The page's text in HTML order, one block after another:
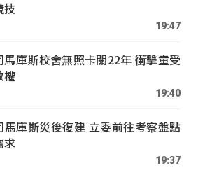
技
19:47
馬庫斯校舍無照卡關22年 衝擊童受
權
19:40
馬庫斯災後復建 立委前往考察盤點
求
19:37